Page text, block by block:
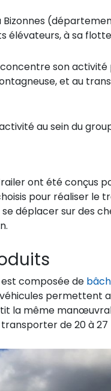
Bizonnes
élévateurs, à sa
son
et au
au sein du
ont été conçus
pour réaliser
déplacer sur des
composée de
véhicules
la même
de 20 à